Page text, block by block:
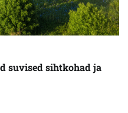
suvised sihtkohad ja